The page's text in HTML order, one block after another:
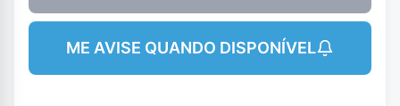
ME AVISE QUANDO DISPONÍVEL